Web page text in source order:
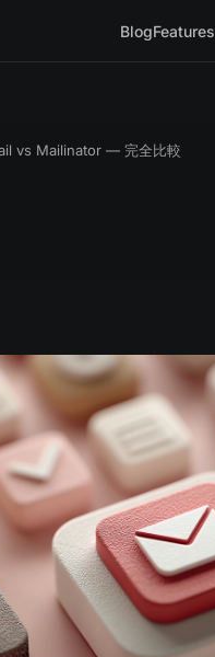
BlogFeatures
vs Mailinator — 完全比較